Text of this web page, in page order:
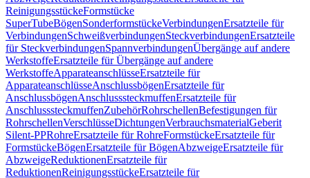
ReinigungsstückeFormstücke
SuperTubeBögenSonderformstückeVerbindungenErsatzteile für
VerbindungenSchweißverbindungenSteckverbindungenErsatzteile
für SteckverbindungenSpannverbindungenÜbergänge auf andere
WerkstoffeErsatzteile für Übergänge auf andere
WerkstoffeApparateanschlüsseErsatzteile für
ApparateanschlüsseAnschlussbögenErsatzteile für
AnschlussbögenAnschlusssteckmuffenErsatzteile für
AnschlusssteckmuffenZubehörRohrschellenBefestigungen für
RohrschellenVerschlüsseDichtungenVerbrauchsmaterialGeberit
Silent-PPRohreErsatzteile für RohreFormstückeErsatzteile für
FormstückeBögenErsatzteile für BögenAbzweigeErsatzteile für
AbzweigeReduktionenErsatzteile für
ReduktionenReinigungsstückeErsatzteile für